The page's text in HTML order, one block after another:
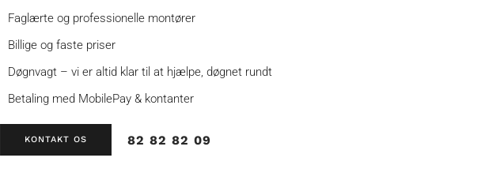
Faglærte og professionelle montører
Billige og faste priser
Døgnvagt – vi er altid klar til at hjælpe, døgnet rundt
Betaling med MobilePay & kontanter
KONTAKT OS 82 82 82 09